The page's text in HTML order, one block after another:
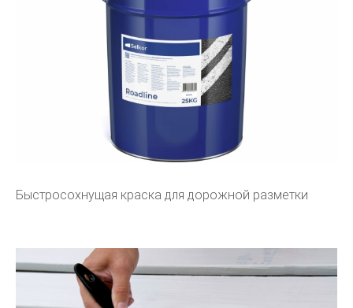
Быстросохнущая краска для дорожной разметки